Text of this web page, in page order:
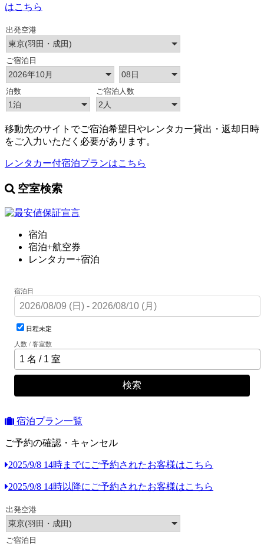
はこちら
移動先のサイトでご宿泊希望日やレンタカー貸出・返却日時
をご入力いただく必要があります。
レンタカー付宿泊プランはこちら
空室検索
宿泊
宿泊+航空券
レンタカー+宿泊
宿泊日
日程未定
人数 / 客室数
検索
宿泊プラン一覧
ご予約の確認・キャンセル
2025/9/8 14時までにご予約されたお客様はこちら
2025/9/8 14時以降にご予約されたお客様はこちら